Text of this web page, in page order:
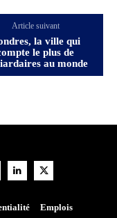
Article suivant
la ville qui
le plus de
au monde
Emplois